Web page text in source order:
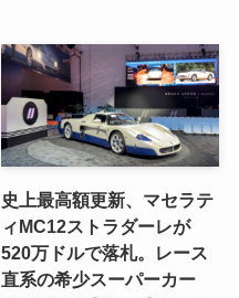
史上最高額更新、マセラテ
ィMC12ストラダーレが
520万ドルで落札。レース
直系の希少スーパーカー